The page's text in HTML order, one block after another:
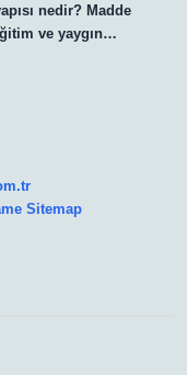
nedir? Madde
ve yaygın…
Sitemap